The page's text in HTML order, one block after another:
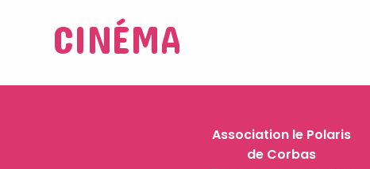
CINÉMA
Association le Polaris
de Corbas